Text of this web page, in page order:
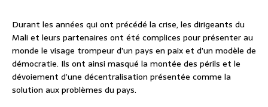
Durant les années qui ont précédé la crise, les dirigeants du
Mali et leurs partenaires ont été complices pour présenter au
monde le visage trompeur d’un pays en paix et d’un modèle de
démocratie. Ils ont ainsi masqué la montée des périls et le
dévoiement d’une décentralisation présentée comme la
solution aux problèmes du pays.